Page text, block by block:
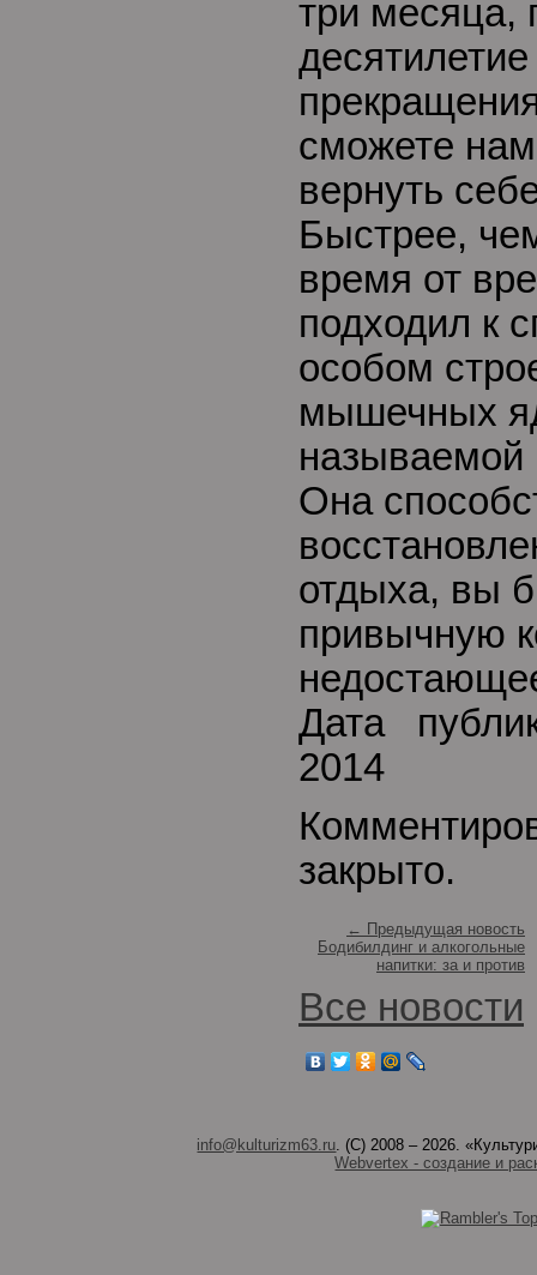
три месяца,
сможете
вернуть
Быстрее,
время от
подходил к
особом
мышечных
Она
отдыха, вы
привычную
Дата
2014
закрыто.
← Предыдущая новость
Бодибилдинг и алкогольные
напитки: за и против
Все новости
info@kulturizm63.ru. (C) 2008 – 2026.
Webvertex - создание и